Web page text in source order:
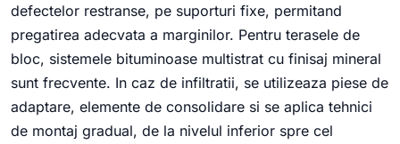
defectelor restranse, pe suporturi fixe, permitand
pregatirea adecvata a marginilor. Pentru terasele de
bloc, sistemele bituminoase multistrat cu finisaj mineral
sunt frecvente. In caz de infiltratii, se utilizeaza piese de
adaptare, elemente de consolidare si se aplica tehnici
de montaj gradual, de la nivelul inferior spre cel